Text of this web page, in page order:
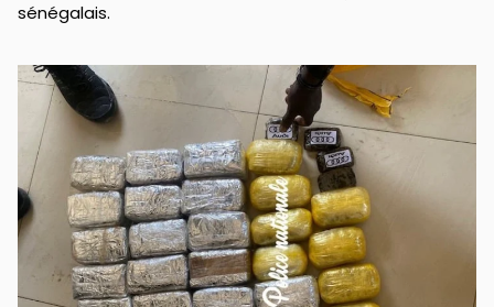
sénégalais.